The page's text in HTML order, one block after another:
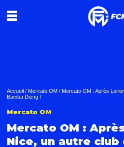
Accueil / Mercato OM / Mercato OM : Après
Bamba Dieng !
Mercato OM
Mercato OM :
Nice, un autre club